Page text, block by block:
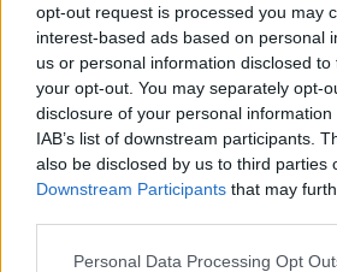
opt-out request is processed you may
interest-based ads based on personal
us or personal information disclosed
your opt-out. You may separately opt-
disclosure of your personal
IAB’s list of downstream participants.
also be disclosed by us to third parties
Downstream Participants that may
Please note that this website/app uses
Personal Data Processing Opt
Deti už odrástli, tak si
podľa seba. Majú
svoj život i pre vnúčatá